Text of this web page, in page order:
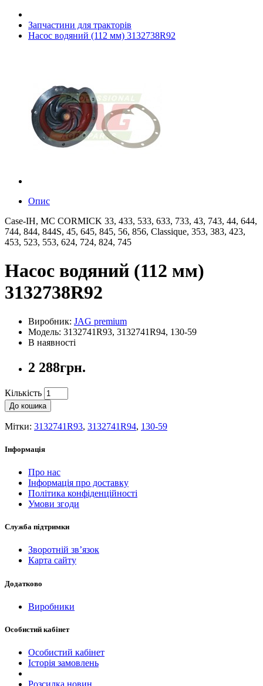
Запчастини для тракторів
Насос водяний (112 мм) 3132738R92
Опис
Case-IH, MC CORMICK 33, 433, 533, 633, 733, 43, 743, 44, 644,
744, 844, 844S, 45, 645, 845, 56, 856, Classique, 353, 383, 423,
453, 523, 553, 624, 724, 824, 745
Насос водяний (112 мм)
3132738R92
Виробник: JAG premium
Модель: 3132741R93, 3132741R94, 130-59
В наявності
2 288грн.
Кількість
До кошика
Мітки: 3132741R93, 3132741R94, 130-59
Інформація
Про нас
Інформація про доставку
Політика конфіденційності
Умови згоди
Служба підтримки
Зворотній зв’язок
Карта сайту
Додатково
Виробники
Особистий кабінет
Особистий кабінет
Історія замовлень
Розсилка новин